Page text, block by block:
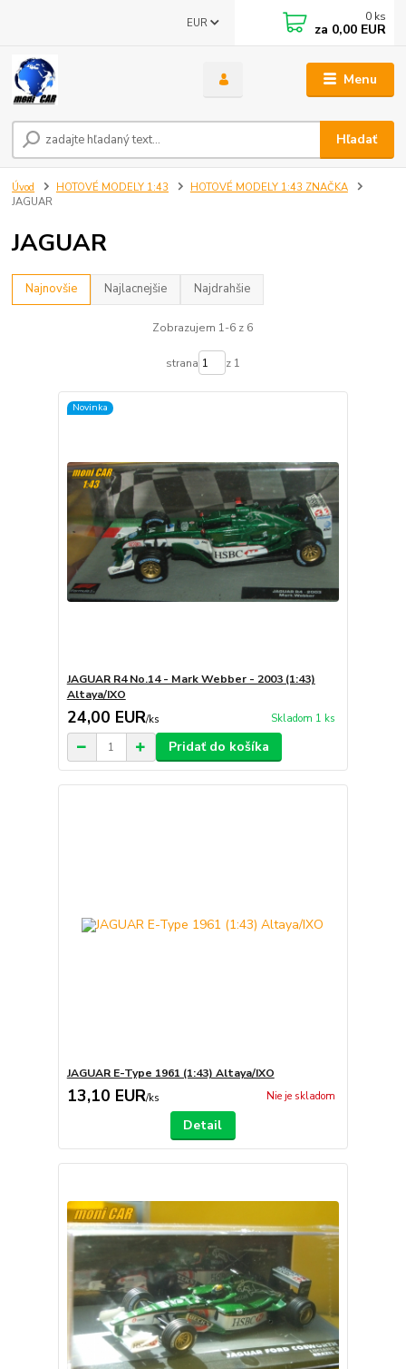
Menu
EUR
Hľadať
0 ks
za 0,00 EUR
Úvod HOTOVÉ MODELY 1:43
HOTOVÉ MODELY 1:43 ZNAČKA
JAGUAR
JAGUAR
Najnovšie Najlacnejšie Najdrahšie
Zobrazujem 1-6 z 6
strana z 1
Novinka
JAGUAR R4 No.14 - Mark Webber - 2003 (1:43)
Altaya/IXO
24,00 EUR/ks Skladom 1 ks
Pridať do košíka
JAGUAR E-Type 1961 (1:43) Altaya/IXO
13,10 EUR/ks Nie je skladom
Detail